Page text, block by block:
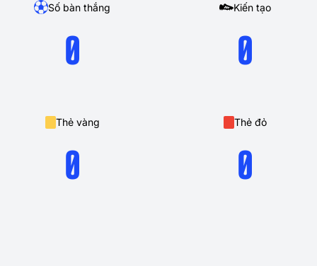
Số bàn thắng
0
Kiến tạo
0
Thẻ vàng
0
Thẻ đỏ
0